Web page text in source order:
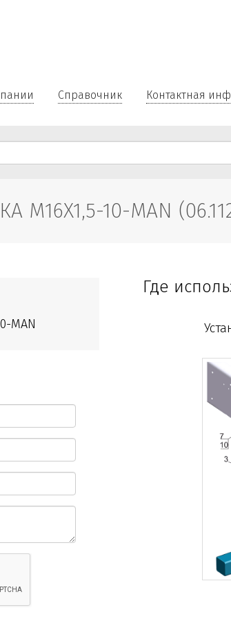
Справочник Контактная
M16X1,5-10-MAN
MAN
Где